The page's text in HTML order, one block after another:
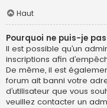
Haut
Pourquoi ne puis-je
Il est possible qu’un
inscriptions afin
De même, il est
forum ait banni votre
d’utilisateur que vous
veuillez contacter un